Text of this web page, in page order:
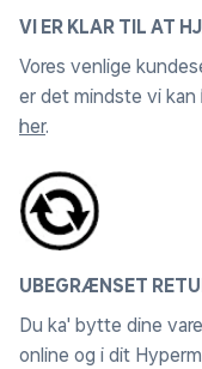
VI ER KLAR TIL AT
Vores venlige
er det mindste vi
her.
UBEGRÆNSET
Du ka' bytte dine
online og i dit